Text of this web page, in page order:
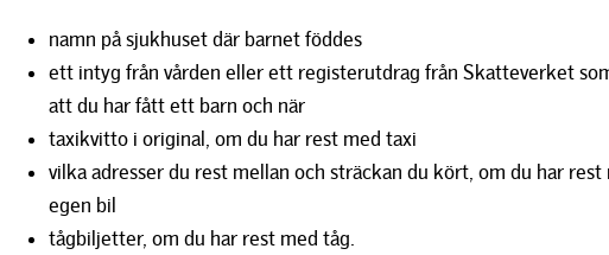
namn på sjukhuset där barnet föddes
ett intyg från vården eller ett registerutdrag från Skatteverket
att du har fått ett barn och när
taxikvitto i original, om du har rest med taxi
vilka adresser du rest mellan och sträckan du kört, om du har rest
egen bil
tågbiljetter, om du har rest med tåg.